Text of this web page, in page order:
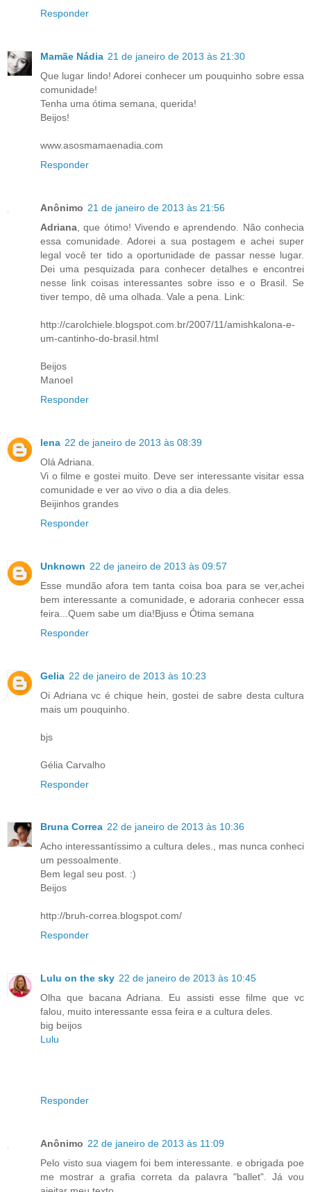
Responder
Mamãe Nádia 21 de janeiro de 2013 às 21:30
Que lugar lindo! Adorei conhecer um pouquinho sobre essa
comunidade!
Tenha uma ótima semana, querida!
Beijos!
www.asosmamaenadia.com
Responder
Anônimo 21 de janeiro de 2013 às 21:56
Adriana , que ótimo! Vivendo e aprendendo. Não conhecia
essa comunidade. Adorei a sua postagem e achei super
legal você ter tido a oportunidade de passar nesse lugar.
Dei uma pesquizada para conhecer detalhes e encontrei
nesse link coisas interessantes sobre isso e o Brasil. Se
tiver tempo, dê uma olhada. Vale a pena. Link:
http://carolchiele.blogspot.com.br/2007/11/amishkalona-e-
um-cantinho-do-brasil.html
Beijos
Manoel
Responder
lena 22 de janeiro de 2013 às 08:39
Olá Adriana.
Vi o filme e gostei muito. Deve ser interessante visitar essa
comunidade e ver ao vivo o dia a dia deles.
Beijinhos grandes
Responder
Unknown 22 de janeiro de 2013 às 09:57
Esse mundão afora tem tanta coisa boa para se ver,achei
bem interessante a comunidade, e adoraria conhecer essa
feira...Quem sabe um dia!Bjuss e Ótima semana
Responder
Gelia 22 de janeiro de 2013 às 10:23
Oi Adriana vc é chique hein, gostei de sabre desta cultura
mais um pouquinho.
bjs
Gélia Carvalho
Responder
Bruna Correa 22 de janeiro de 2013 às 10:36
Acho interessantíssimo a cultura deles., mas nunca conheci
um pessoalmente.
Bem legal seu post. :)
Beijos
http://bruh-correa.blogspot.com/
Responder
Lulu on the sky 22 de janeiro de 2013 às 10:45
Olha que bacana Adriana. Eu assisti esse filme que vc
falou, muito interessante essa feira e a cultura deles.
big beijos
Lulu
Responder
Anônimo 22 de janeiro de 2013 às 11:09
Pelo visto sua viagem foi bem interessante. e obrigada poe
me mostrar a grafia correta da palavra "ballet". Já vou